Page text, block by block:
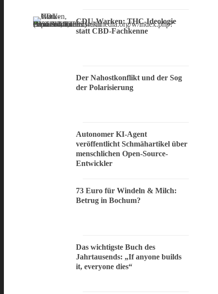
CDU-Warken: THC-Ideologie
statt CBD-Fachkenne
Der Nahostkonflikt und der Sog
der Polarisierung
Autonomer KI-Agent
veröffentlicht Schmähartikel über
menschlichen Open-Source-
Entwickler
73 Euro für Windeln & Milch:
Betrug in Bochum?
Das wichtigste Buch des
Jahrtausends: „If anyone builds
it, everyone dies“